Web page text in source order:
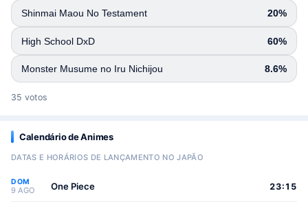
Shinmai Maou No Testament 20%
High School DxD 60%
Monster Musume no Iru Nichijou 8.6%
35 votos
Calendário de Animes
DATAS E HORÁRIOS DE LANÇAMENTO NO JAPÃO
DOM
9 AGO One Piece 23:15